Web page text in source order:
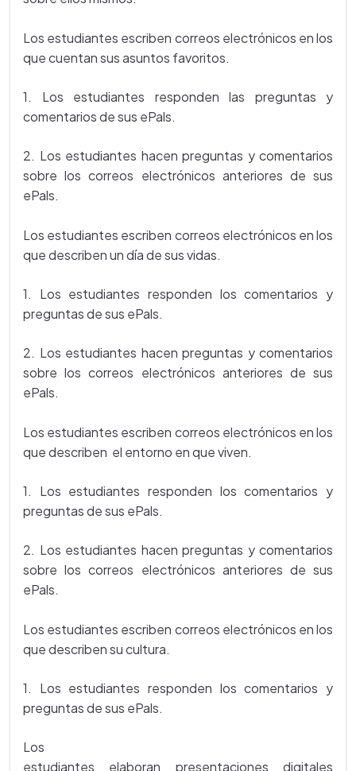
Los estudiantes escriben correos electrónicos en los
que cuentan sus asuntos favoritos.
1. Los estudiantes responden las preguntas y
comentarios de sus ePals.
2. Los estudiantes hacen preguntas y comentarios
sobre los correos electrónicos anteriores de sus
ePals.
Los estudiantes escriben correos electrónicos en los
que describen un día de sus vidas.
1. Los estudiantes responden los comentarios y
preguntas de sus ePals.
2. Los estudiantes hacen preguntas y comentarios
sobre los correos electrónicos anteriores de sus
ePals.
Los estudiantes escriben correos electrónicos en los
que describen el entorno en que viven.
1. Los estudiantes responden los comentarios y
preguntas de sus ePals.
2. Los estudiantes hacen preguntas y comentarios
sobre los correos electrónicos anteriores de sus
ePals.
Los estudiantes escriben correos electrónicos en los
que describen su cultura.
1. Los estudiantes responden los comentarios y
preguntas de sus ePals.
Los
estudiantes elaboran presentaciones digitales